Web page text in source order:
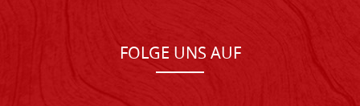
FOLGE UNS AUF